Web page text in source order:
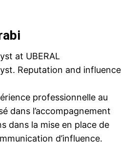
at UBERAL
Reputation and influence
professionnelle au
dans l’accompagnement
dans la mise en place de
d’influence.